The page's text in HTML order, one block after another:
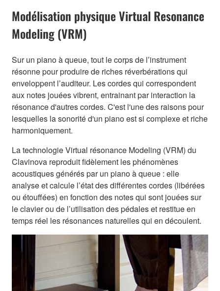
Modélisation physique Virtual Resonance
Modeling (VRM)
Sur un piano à queue, tout le corps de l’instrument
résonne pour produire de riches réverbérations qui
enveloppent l’auditeur. Les cordes qui correspondent
aux notes jouées vibrent, entrainant par interaction la
résonance d'autres cordes. C'est l'une des raisons pour
lesquelles la sonorité d'un piano est si complexe et riche
harmoniquement.
La technologie Virtual résonance Modeling (VRM) du
Clavinova reproduit fidèlement les phénomènes
acoustiques générés par un piano à queue : elle
analyse et calcule l’état des différentes cordes (libérées
ou étouffées) en fonction des notes qui sont jouées sur
le clavier ou de l’utilisation des pédales et restitue en
temps réel les résonances naturelles qui en découlent.